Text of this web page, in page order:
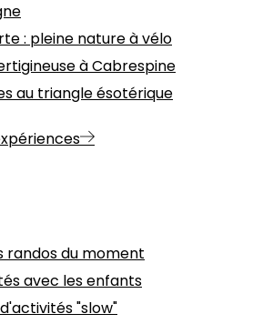
: pleine nature à vélo
à Cabrespine
au triangle ésotérique
randos du moment
avec les enfants
"slow"